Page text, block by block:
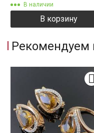
В наличии
В корзину
Рекомендуем